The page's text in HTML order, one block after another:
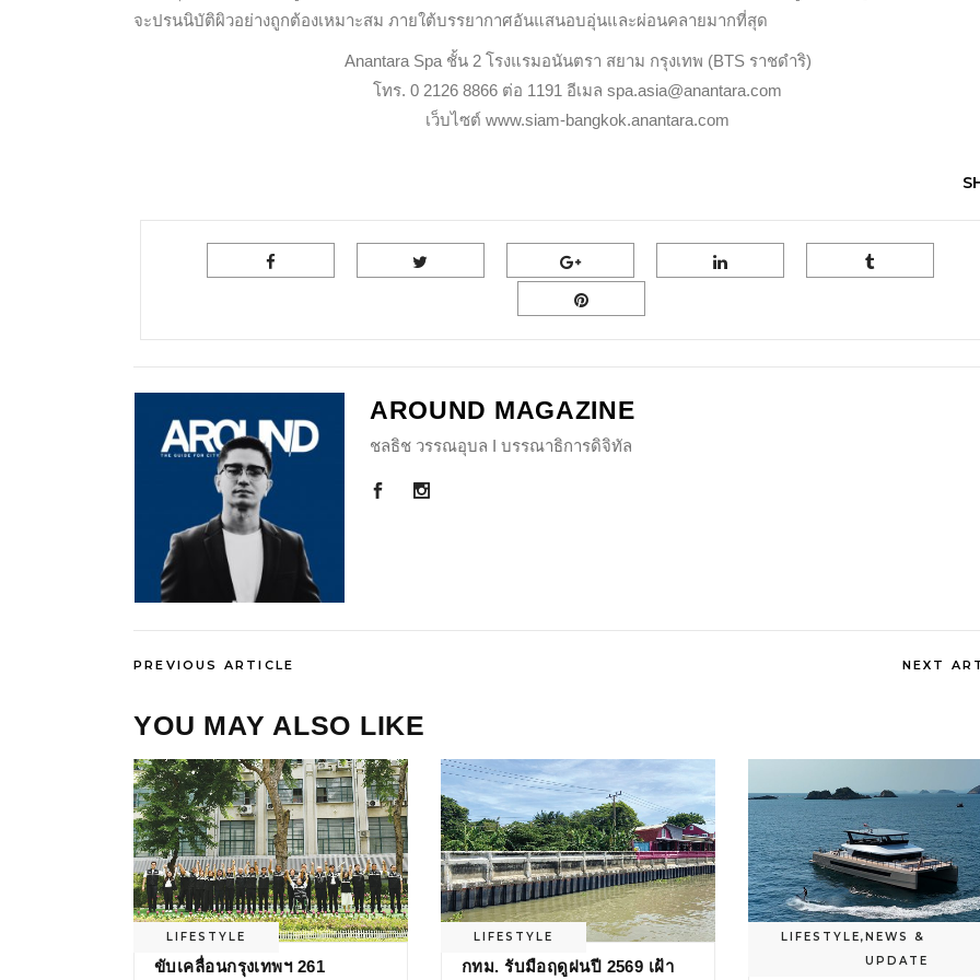
จะปรนนิบัติผิวอย่างถูกต้องเหมาะสม ภายใต้บรรยากาศอันแสนอบอุ่นและผ่อนคลายมากที่สุด
Anantara Spa ชั้น 2 โรงแรมอนันตรา สยาม กรุงเทพ (BTS ราชดำริ)
โทร. 0 2126 8866 ต่อ 1191 อีเมล spa.asia@anantara.com
เว็บไซต์ www.siam-bangkok.anantara.com
AROUND MAGAZINE
ชลธิช วรรณอุบล I บรรณาธิการดิจิทัล
PREVIOUS ARTICLE NEXT
YOU MAY ALSO LIKE
LIFESTYLE
ขับเคลื่อนกรุงเทพฯ 261
LIFESTYLE
กทม. รับมือฤดูฝนปี 2569 เฝ้า
LIFESTYLE,NEWS &
UPDATE
‘PISCES’ ลักชัวรีทริปล่องเรือ